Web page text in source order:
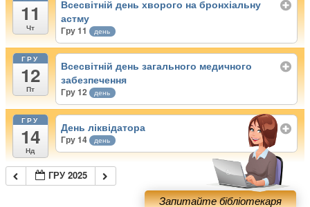
11
Чт
Всесвітній день хворого на бронхіальну
астму
Гру 11 день
ГРУ
12
Пт
Всесвітній день загального медичного
забезпечення
Гру 12 день
ГРУ
14
Нд
День ліквідатора
Гру 14 день
ГРУ 2025